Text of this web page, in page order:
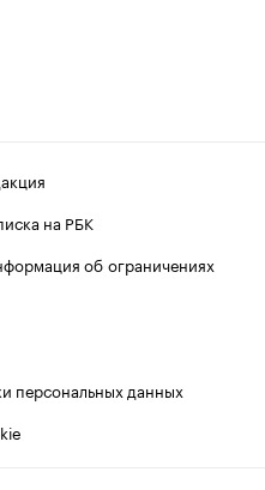
на РБК
об ограничениях
персональных данных